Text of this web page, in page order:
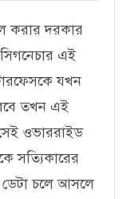
করার দরকার
এই
যখন
তখন এই
ওভাররাইড
সত্যিকারের
ডেটা চলে আসলে